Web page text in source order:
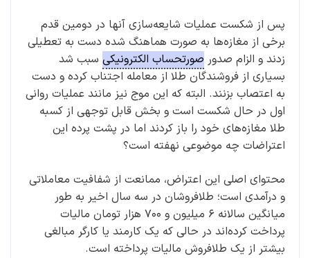
پس از شکست عملیات شایعه‌سازی آنها در دومین قدم
برخی از مغازه‌ها به صورت هماهنگ شده دست به تعطیلی
زدند و الزام صدور صورتحساب الکترونیکی سبب شد
بسیاری از فروشندگان طلا از معامله اجتناب کرده و دست
به اعتصاب بزنند. البته که این موج نیز مانند عملیات روانی
اول در حال شکست است و بخش قابل توجهی از کسبه
طلا مغازه‌های خود را باز کردند اما در پشت پرده این
اعتراضات چه موضوعی نهفته است؟
محتوای اصلی این اعتراض، ممانعت از شفافیت معاملاتی
و درآمدی است؛ طلافروشان در سه سال اخیر به طور
میانگین سالانه ۶ میلیون و ۷۰۰ هزار تومان مالیات
پرداخت کرده‌اند در حالی که یک کارمند یا کارگر مبالغی
بیشتر از یک طلافروش مالیات پرداخته است.